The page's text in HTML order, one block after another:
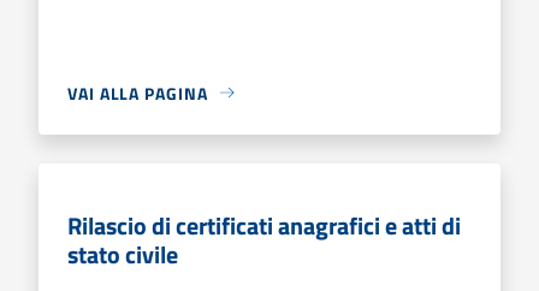
VAI ALLA PAGINA
Rilascio di certificati anagrafici e atti di
stato civile